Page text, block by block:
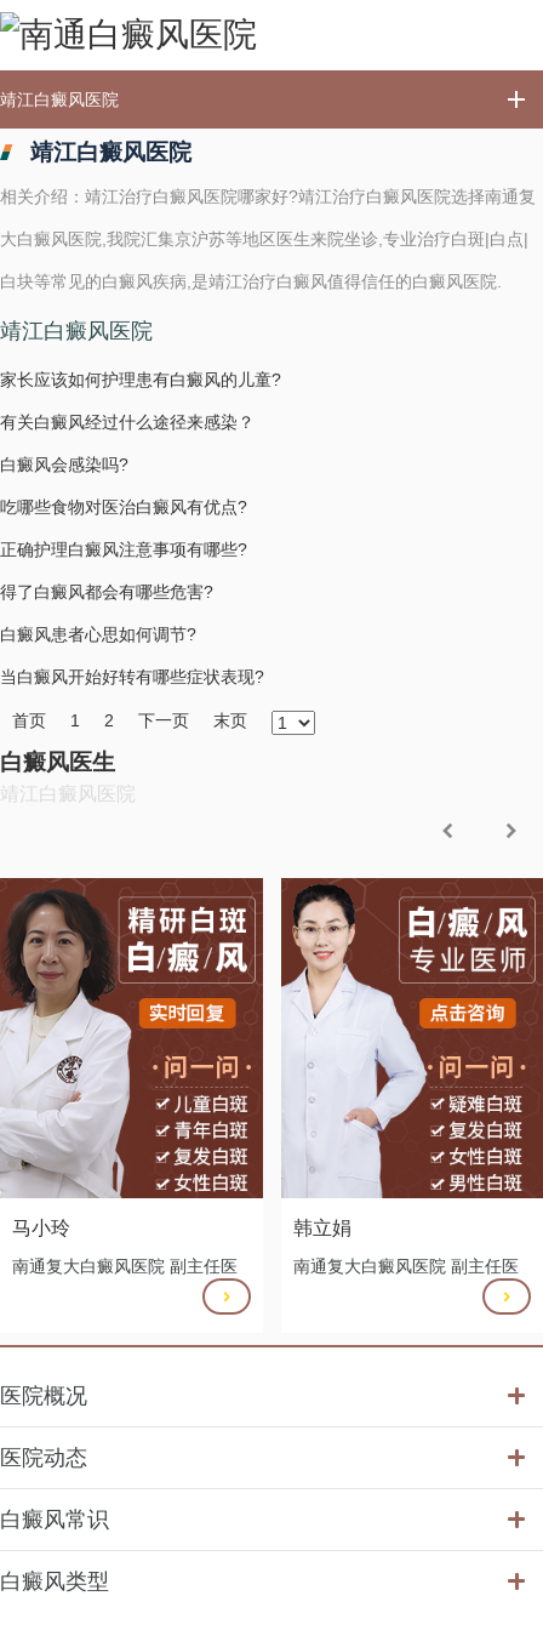
靖江白癜风医院
靖江白癜风医院
相关介绍：靖江治疗白癜风医院哪家好?靖江治疗白癜风医院选择南通复
大白癜风医院,我院汇集京沪苏等地区医生来院坐诊,专业治疗白斑|白点|
白块等常见的白癜风疾病,是靖江治疗白癜风值得信任的白癜风医院.
靖江白癜风医院
家长应该如何护理患有白癜风的儿童?
有关白癜风经过什么途径来感染？
白癜风会感染吗?
吃哪些食物对医治白癜风有优点?
正确护理白癜风注意事项有哪些?
得了白癜风都会有哪些危害?
白癜风患者心思如何调节?
当白癜风开始好转有哪些症状表现?
首页 1 2 下一页 末页
白癜风医生
靖江白癜风医院
马小玲
南通复大白癜风医院 副主任医
韩立娟
南通复大白癜风医院 副主任医
医院概况
医院动态
白癜风常识
白癜风类型